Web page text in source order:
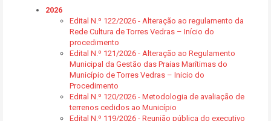
2026
Edital N.º 122/2026 - Alteração ao regulamento da
Rede Cultura de Torres Vedras – Início do
procedimento
Edital N.º 121/2026 - Alteração ao Regulamento
Municipal da Gestão das Praias Marítimas do
Município de Torres Vedras – Inicio do
Procedimento
Edital N.º 120/2026 - Metodologia de avaliação de
terrenos cedidos ao Município
Edital N.º 119/2026 - Reunião pública do executivo